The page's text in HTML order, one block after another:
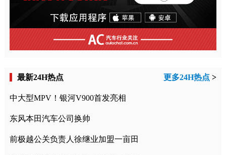
最新24H热点 更多24H热点 >
中大型MPV！银河V900首发亮相
东风本田汽车公司换帅
前极越公关负责人徐继业加盟一亩田